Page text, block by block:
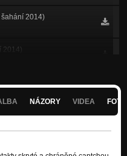
2014)
2014)
NÁZORY VIDEA